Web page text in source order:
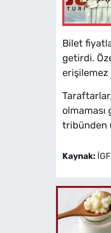
Bilet
getirdi.
erişilemez
tribünden
Kaynak: